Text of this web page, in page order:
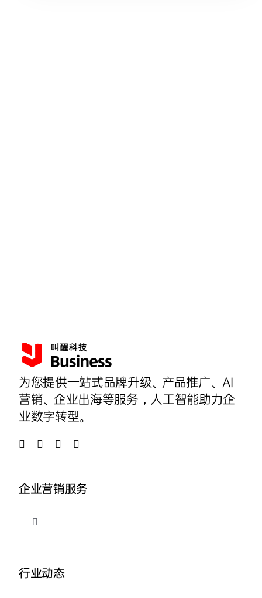
为您提供一站式品牌升级、产品推广、AI
营销、企业出海等服务，人工智能助力企
业数字转型。
企业营销服务
切
航
行业动态